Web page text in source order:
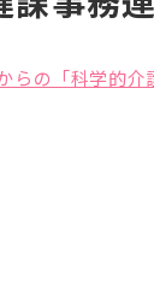
らの「科学的